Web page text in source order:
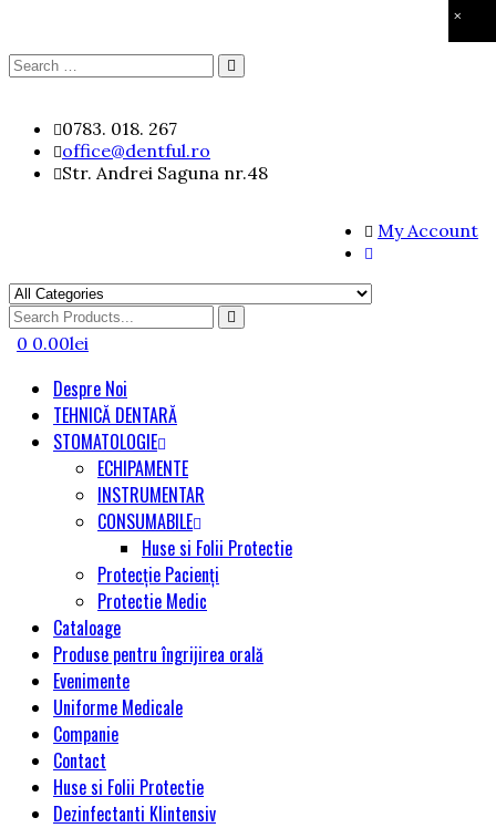
×
Search
content
0783. 018. 267
office@dentful.ro
Str. Andrei Saguna nr.48
My Account
Search
for
0 0.00lei
Despre Noi
TEHNICĂ DENTARĂ
STOMATOLOGIE
ECHIPAMENTE
INSTRUMENTAR
CONSUMABILE
Huse si Folii Protectie
Protecție Pacienți
Protectie Medic
Cataloage
Produse pentru îngrijirea orală
Evenimente
Uniforme Medicale
Companie
Contact
Huse si Folii Protectie
Dezinfectanti Klintensiv